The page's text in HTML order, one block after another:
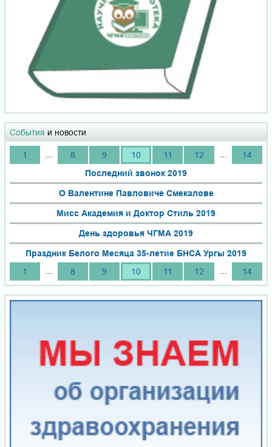
События и новости
1 8 9 10 11 12
14
Последний звонок 2019
О Валентине Павловиче Смекалове
Мисс Академия и Доктор Стиль 2019
День здоровья ЧГМА 2019
Праздник Белого Месяца 35-летие БНСА Ургы 2019
1
8 9 10 11 12 14